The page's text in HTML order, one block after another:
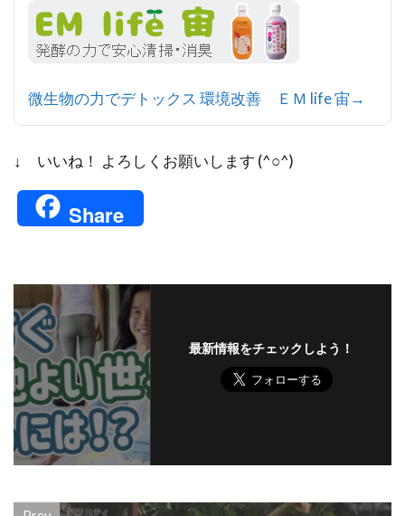
微生物の力でデトックス 環境改善 ＥＭ life 宙→
↓ いいね！ よろしくお願いします (^○^)
Share
最新情報をチェックしよう！